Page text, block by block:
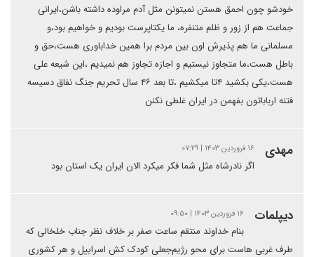
خودشو چون احمق هستن نمیتونن مثل آدم مراوده داشته باشن،ایرانی
جماعت هم از زور و ظلم متنفره، ما یکتاپرست بودیم و خواهیم بود،و
مسلمانی ما هم پذیرش اون بین مردم برا همین خداباوری هست،حق و
باطل هست،ما متجاوز نیستیم و اجازه تجاوز هم نمیدیم ،این شیعه علی
هست،یکی بکشید ۴تا میکشیم ،تا بعد ۴۶ سال تحریم جنگ نفاق دسیسه
فتنه ارباباتون بفهمن در ایران غلطی نکنن
مهدی ۱۶ فروردین ۱۴۰۳ | ۰۷:۲۹
اگر نادرشاه مثل شما فکر میکرد الان ایران یک استان بود
دیپلمات ۱۶ فروردین ۱۴۰۳ | ۰۹:۵۰
بنام خداوند منتقم ساعت صفر بر خلاف نظر جناب خلخالی که
طرف غربی هاست برای محو رژیم‌جعلی کودک کش اسراییل و هر کشوری